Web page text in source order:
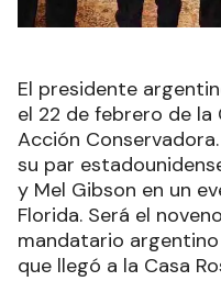
El presidente
el 22 de febrero de
Acción
su par
y Mel Gibson en un
Florida. Será el
mandatario
que llegó a la Casa